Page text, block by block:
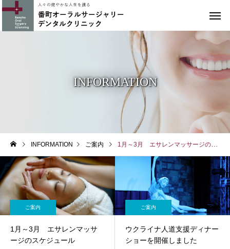
INFORMATION
INFORMATION ご案内 1月～3月 エサレンマッサージのスケジュール
ご案内
1月～3月 エサレンマッサ
ージのスケジュール
ご案内
ウクライナ人道支援ディナー
ショーを開催しました